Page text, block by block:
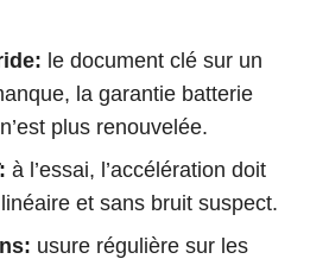
le document clé sur un
la garantie batterie
plus renouvelée.
à l’essai, l’accélération doit
et sans bruit suspect.
usure régulière sur les